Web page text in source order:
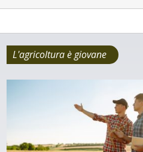
L'agricoltura è giovane